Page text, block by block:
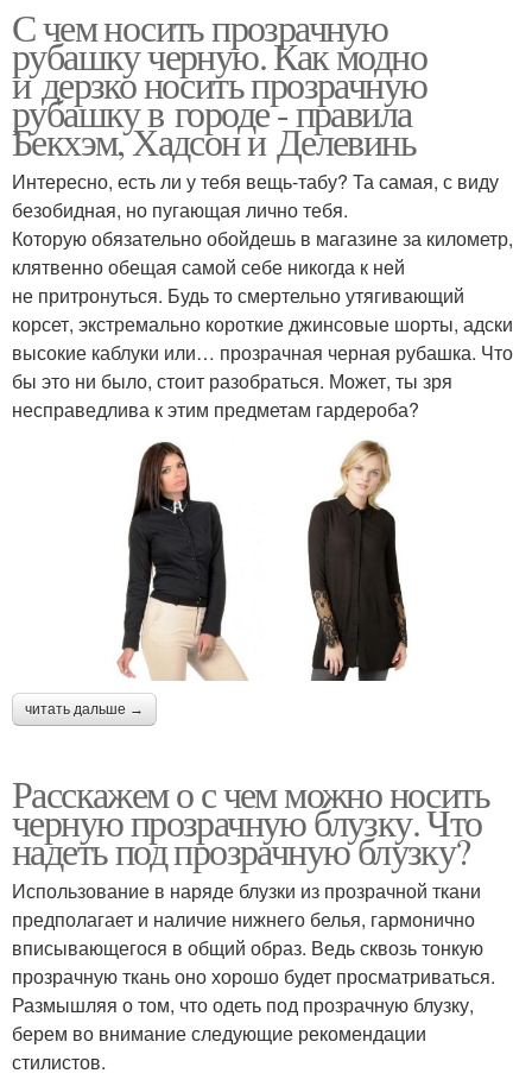
С чем носить прозрачную
рубашку черную. Как модно
и дерзко носить прозрачную
рубашку в городе - правила
Бекхэм, Хадсон и Делевинь
Интересно, есть ли у тебя вещь-табу? Та самая, с виду
безобидная, но пугающая лично тебя.
Которую обязательно обойдешь в магазине за километр,
клятвенно обещая самой себе никогда к ней
не притронуться. Будь то смертельно утягивающий
корсет, экстремально короткие джинсовые шорты, адски
высокие каблуки или… прозрачная черная рубашка. Что
бы это ни было, стоит разобраться. Может, ты зря
несправедлива к этим предметам гардероба?
читать дальше →
Расскажем о с чем можно носить
черную прозрачную блузку. Что
надеть под прозрачную блузку?
Использование в наряде блузки из прозрачной ткани
предполагает и наличие нижнего белья, гармонично
вписывающегося в общий образ. Ведь сквозь тонкую
прозрачную ткань оно хорошо будет просматриваться.
Размышляя о том, что одеть под прозрачную блузку,
берем во внимание следующие рекомендации
стилистов.